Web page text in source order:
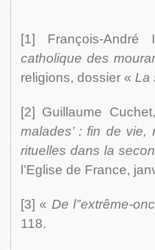
[1] François-André
catholique des
religions, dossier « La
[2] Guillaume
malades’ : fin de vie,
rituelles dans la
l’Eglise de France,
[3] « De l’’extrême-
118.